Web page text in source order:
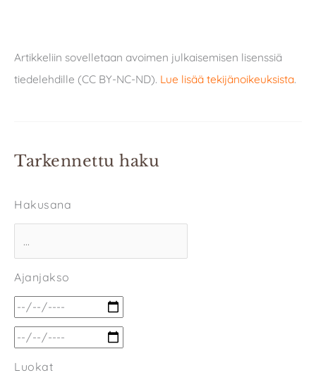
Artikkeliin sovelletaan avoimen julkaisemisen lisenssiä
tiedelehdille (CC BY-NC-ND). Lue lisää tekijänoikeuksista.
Tarkennettu haku
Hakusana
Ajanjakso
Luokat